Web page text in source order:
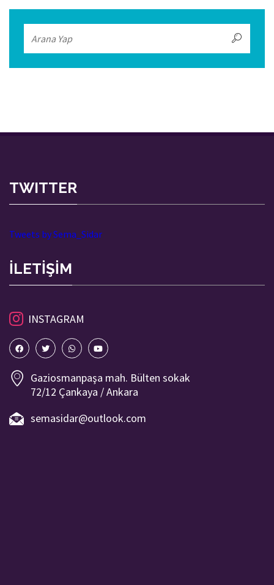
TWITTER
Tweets by Sema_Sidar
İLETİŞİM
INSTAGRAM
Gaziosmanpaşa mah. Bülten sokak
72/12 Çankaya / Ankara
semasidar@outlook.com